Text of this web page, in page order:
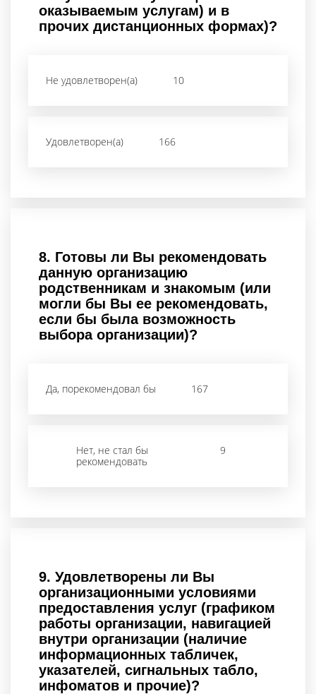
оказываемым услугам) и в
прочих дистанционных формах)?
Не удовлетворен(а) 10
Удовлетворен(а) 166
8. Готовы ли Вы рекомендовать
данную организацию
родственникам и знакомым (или
могли бы Вы ее рекомендовать,
если бы была возможность
выбора организации)?
Да, порекомендовал бы 167
Нет, не стал бы
рекомендовать
9
9. Удовлетворены ли Вы
организационными условиями
предоставления услуг (графиком
работы организации, навигацией
внутри организации (наличие
информационных табличек,
указателей, сигнальных табло,
инфоматов и прочие)?